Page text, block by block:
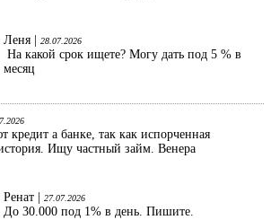
Леня |
28.07.2026
На какой срок ищете? Могу дать под 5 % в
месяц
кредит а банке, так как испорченная
Ищу частный займ. Венера
Ренат |
27.07.2026
До 30.000 под 1% в день. Пишите.